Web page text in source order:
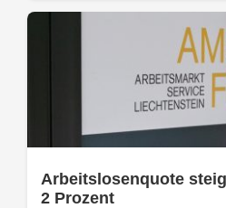
Arbeitslosenquote
2 Prozent